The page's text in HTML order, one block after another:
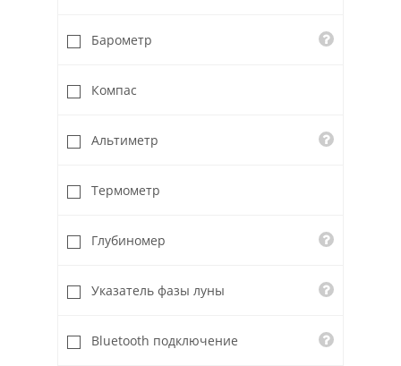
Барометр
Компас
Альтиметр
Термометр
Глубиномер
Указатель фазы луны
Bluetooth подключение